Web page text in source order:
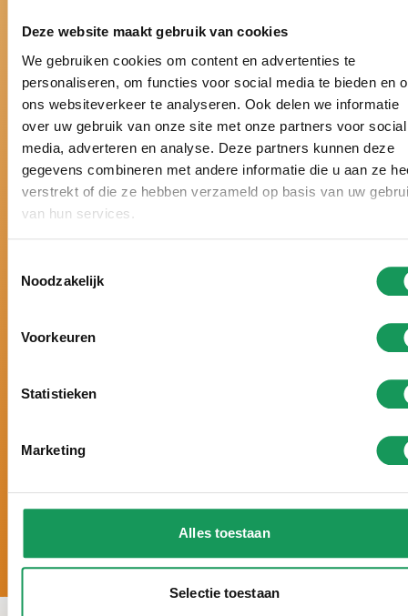
Deze website maakt gebruik van cookies
We gebruiken cookies om content en advertenties te
personaliseren, om functies voor social media te bieden en
ons websiteverkeer te analyseren. Ook delen we informatie
over uw gebruik van onze site met onze partners voor social
media, adverteren en analyse. Deze partners kunnen deze
gegevens combineren met andere informatie die u aan ze
verstrekt of die ze hebben verzameld op basis van uw
van hun services.
Noodzakelijk
Voorkeuren
Statistieken
Marketing
Alles toestaan
Selectie toestaan
Bei uns ist es
wirklich Urlaub!
Schon über ein halbes Jahrhundert der Ferienpark
in der Twenter Natur.
Schon sechsmal hintereinander mit einem Zoover
Urlaub nach Maß, mit
abgestimmt.
Möglichkeiten.